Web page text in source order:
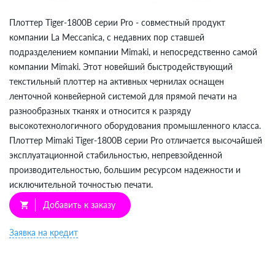
Плоттер Tiger-1800B серии Pro - совместный продукт
компании La Meccanica, с недавних пор ставшей
подразделением компании Mimaki, и непосредственно самой
компании Mimaki. Этот новейший быстродействующий
текстильный плоттер на активных чернилах оснащен
ленточной конвейерной системой для прямой печати на
разнообразных тканях и относится к разряду
высокотехнологичного оборудования промышленного класса.
Плоттер Mimaki Tiger-1800B серии Pro отличается высочайшей
эксплуатационной стабильностью, непревзойденной
производительностью, большим ресурсом надежности и
исключительной точностью печати.
shopping_cart Добавить к заказу
Заявка на кредит